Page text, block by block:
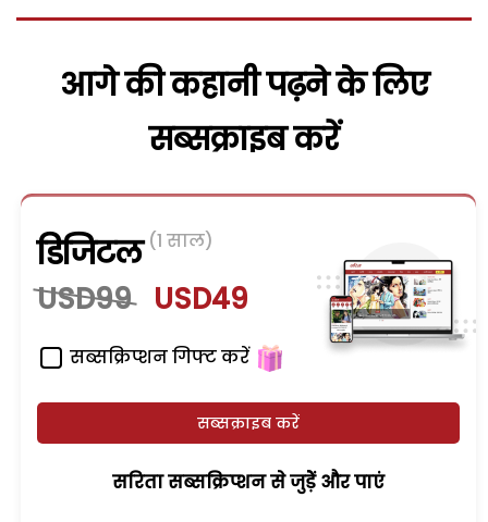
आगे की कहानी पढ़ने के लिए
सब्सक्राइब करें
डिजिटल (1 साल)
USD99 USD49
सब्सक्रिप्शन गिफ्ट करें
सब्सक्राइब करें
सरिता सब्सक्रिप्शन से जुड़ेें और पाएं